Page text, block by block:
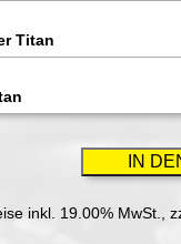
Titan
inkl. 19.00% MwSt.,